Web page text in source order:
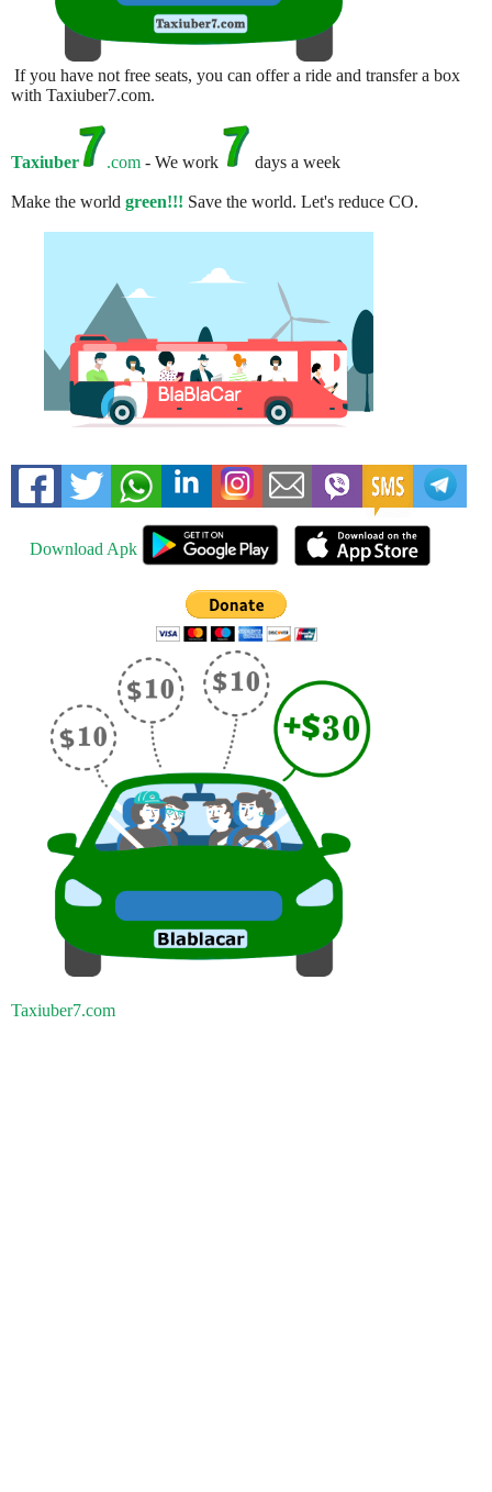
If you have not free seats, you can offer a ride and transfer a box
with Taxiuber7.com.
Taxiuber .com - We work days a week
Make the world green!!! Save the world. Let's reduce CO.
Download Apk
Taxiuber7.com